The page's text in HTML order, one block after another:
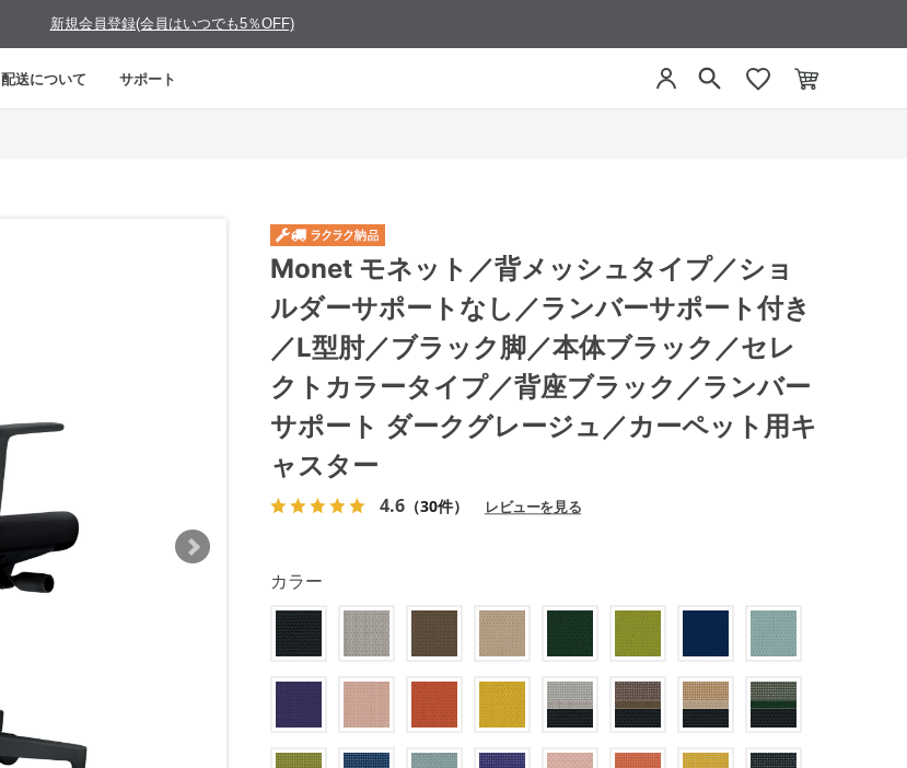
新規会員登録(会員はいつでも5％OFF)
配送について サポート
Monet モネット／背メッシュタイプ／ショ
ルダーサポートなし／ランバーサポート付き
／L型肘／ブラック脚／本体ブラック／セレ
クトカラータイプ／背座ブラック／ランバー
サポート ダークグレージュ／カーペット用キ
ャスター
4.6 （30件） レビューを見る
カラー